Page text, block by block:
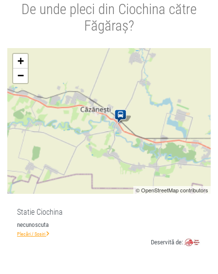
De unde pleci din Ciochina către
Făgăraș?
+
−
© OpenStreetMap contributors
Statie Ciochina
necunoscuta
Plecări / Sosiri
Deservită de: